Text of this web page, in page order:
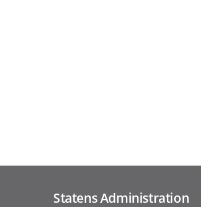
Statens Administration